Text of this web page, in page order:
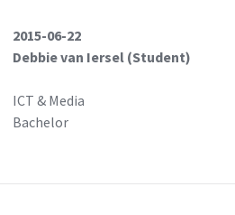
het onderzoek blijkt dat
van zijn sterke punten en het
sterke punten te benadrukken
Dienst4dienst.nl een
2015-06-22
Debbie van Iersel (Student)
ICT & Media
Bachelor